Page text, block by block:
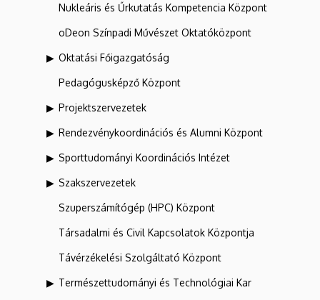
Nukleáris és Űrkutatás Kompetencia Központ
oDeon Színpadi Művészet Oktatóközpont
Oktatási Főigazgatóság
Pedagógusképző Központ
Projektszervezetek
Rendezvénykoordinációs és Alumni Központ
Sporttudományi Koordinációs Intézet
Szakszervezetek
Szuperszámítógép (HPC) Központ
Társadalmi és Civil Kapcsolatok Központja
Távérzékelési Szolgáltató Központ
Természettudományi és Technológiai Kar